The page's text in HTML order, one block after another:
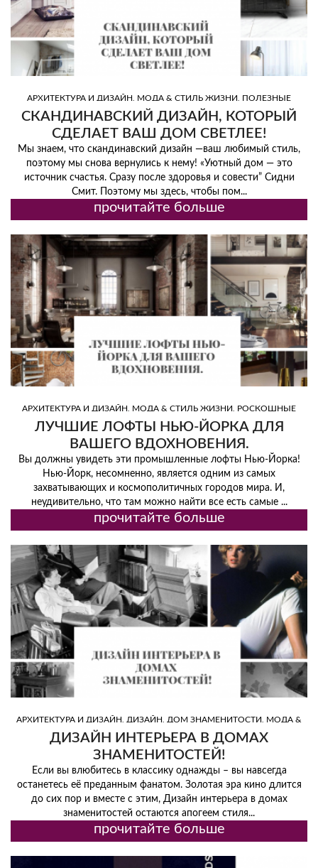
АРХИТЕКТУРА И ДИЗАЙН МОДА & СТИЛЬ ЖИЗНИ
ПОЛЕЗНЫЕ
СОВЕТЫ ПО ДИЗАЙНУ
СКАНДИНАВСКИЙ ДИЗАЙН, КОТОРЫЙ
СДЕЛАЕТ ВАШ ДОМ СВЕТЛЕЕ!
Мы знаем, что скандинавский дизайн —ваш любимый стиль,
поэтому мы снова вернулись к нему! «Уютный дом — это
источник счастья. Сразу после здоровья и совести” Сидни
Смит. Поэтому мы здесь, чтобы пом...
прочитайте больше
АРХИТЕКТУРА И ДИЗАЙН, МОДА & СТИЛЬ ЖИЗНИ, РОСКОШНЫЕ
ТОП ИНТЕРЬЕРЫ
ЛУЧШИЕ ЛОФТЫ НЬЮ-ЙОРКА ДЛЯ
ВАШЕГО ВДОХНОВЕНИЯ.
Вы должны увидеть эти промышленные лофты Нью-Йорка!
Нью-Йорк, несомненно, является одним из самых
захватывающих и космополитичных городов мира. И,
неудивительно, что там можно найти все есть самые ...
прочитайте больше
АРХИТЕКТУРА И ДИЗАЙН, ДИЗАЙН, ДОМ ЗНАМЕНИТОСТИ, МОДА &
ПОЛЕЗНЫЕ СОВЕТЫ
ДИЗАЙН ИНТЕРЬЕРА В ДОМАХ
ЗНАМЕНИТОСТЕЙ!
Если вы влюбитесь в классику однажды – вы навсегда
останетесь её преданным фанатом. Золотая эра кино длится
до сих пор и вместе с этим, Дизайн интерьера в домах
знаменитостей остаются апогеем стиля...
прочитайте больше